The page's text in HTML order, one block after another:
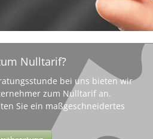
Nulltarif?
bei uns bieten wir
zum Nulltarif an.
Sie ein maßgeschneidertes